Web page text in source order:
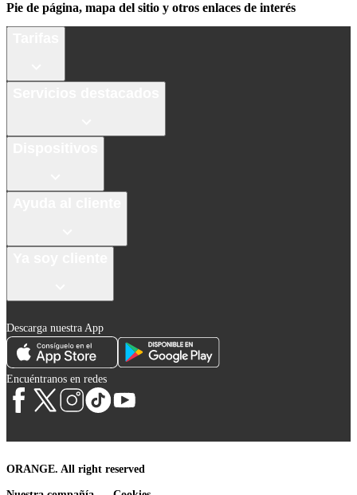
Pie de página, mapa del sitio y otros enlaces de interés
Descarga nuestra App
Encuéntranos en redes
ORANGE. All right reserved